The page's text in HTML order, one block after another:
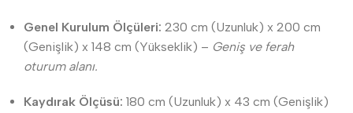
Genel Kurulum Ölçüleri: 230 cm (Uzunluk) x 200 cm
(Genişlik) x 148 cm (Yükseklik) – Geniş ve ferah
oturum alanı.
Kaydırak Ölçüsü: 180 cm (Uzunluk) x 43 cm (Genişlik)